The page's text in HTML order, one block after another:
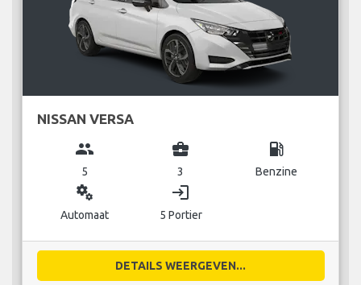
NISSAN VERSA
group
5
business_center
3
local_gas_station
Benzine
miscellaneous_services
Automaat
login
5 Portier
DETAILS WEERGEVEN...